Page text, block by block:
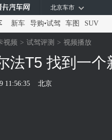
北京车市
新车 导购•试驾 车图 SUV
视频 > 试驾评测 > 视频播放
法T5 找到一个
11:56:35 北京